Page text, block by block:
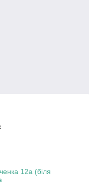
12а (біля